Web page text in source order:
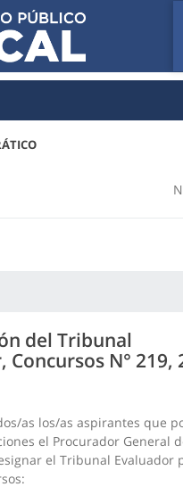
del Tribunal
Concursos N° 219,
as los/as aspirantes que
el Procurador General
el Tribunal Evaluador